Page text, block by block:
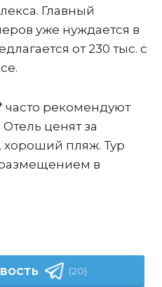
Главный
уже нуждается в
от 230 тыс. с
часто рекомендуют
ценят за
хороший пляж. Тур
размещением в
(20)